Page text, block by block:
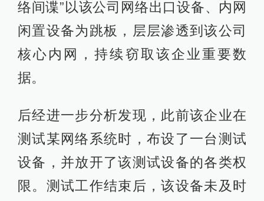
络间谍”以该公司网络出口设备、内网
闲置设备为跳板，层层渗透到该公司
核心内网，持续窃取该企业重要数
据。
后经进一步分析发现，此前该企业在
测试某网络系统时，布设了一台测试
设备，并放开了该测试设备的各类权
限。测试工作结束后，该设备未及时